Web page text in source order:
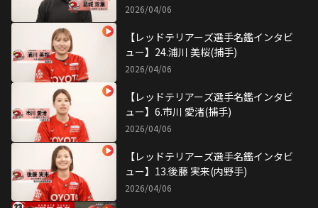
2026/04/06
【レッドテリアーズ選手名鑑インタビ
ュー】24.浦川 美桜(捕手)
2026/04/06
【レッドテリアーズ選手名鑑インタビ
ュー】6.市川 愛渚(捕手)
2026/04/06
【レッドテリアーズ選手名鑑インタビ
ュー】13.後藤 実来(内野手)
2026/04/06